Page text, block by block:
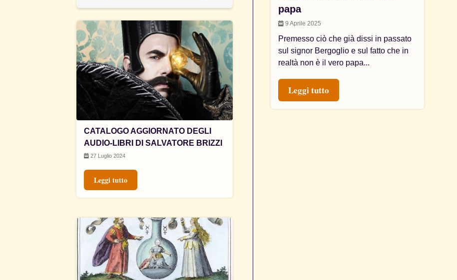
CATALOGO AGGIORNATO DEGLI
AUDIO-LIBRI DI SALVATORE BRIZZI
27 Luglio 2024
Leggi tutto
papa
9 Aprile 2025
Premesso ciò che già dissi in passato
sul signor Bergoglio e sul fatto che in
realtà non è il vero papa...
Leggi tutto